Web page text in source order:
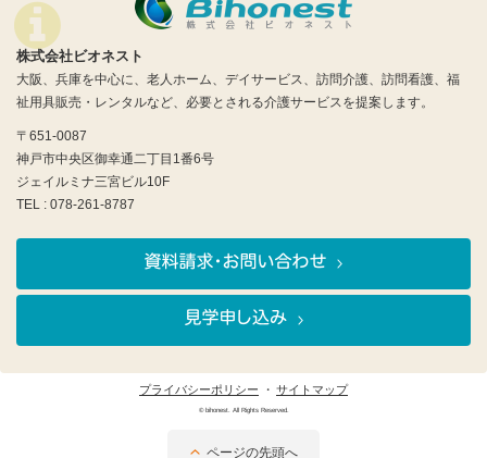
株式会社ビオネスト
大阪、兵庫を中心に、老人ホーム、デイサービス、訪問介護、訪問看護、福
祉用具販売・レンタルなど、必要とされる介護サービスを提案します。
〒651-0087
神戸市中央区御幸通二丁目1番6号
ジェイルミナ三宮ビル10F
TEL : 078-261-8787
プライバシーポリシー サイトマップ
© bihonest. All Rights Reserved.
ページの先頭へ